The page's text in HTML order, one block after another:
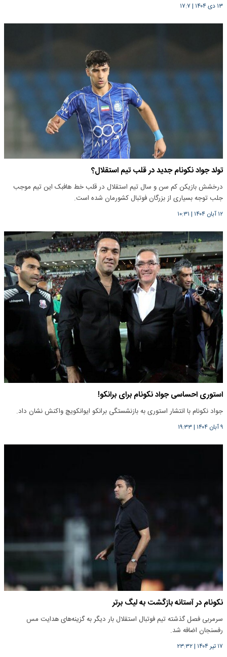
۱۳ دی ۱۴۰۴ | ۱۷:۷
تولد جواد نکونام جدید در قلب تیم استقلال؟
درخشش بازیکن کم سن و سال تیم استقلال در قلب خط هافبک این تیم موجب
جلب توجه بسیاری از بزرگان فوتبال کشورمان شده است.
۱۲ آبان ۱۴۰۴ | ۱۰:۳۱
استوری احساسی جواد نکونام برای برانکو!
جواد نکونام با انتشار استوری به بازنشستگی برانکو ایوانکویچ واکنش نشان داد.
۹ آبان ۱۴۰۴ |۱۹:۳۳
نکونام در آستانه بازگشت به لیگ برتر
سرمربی فصل گذشته تیم فوتبال استقلال بار دیگر به گزینه‌های هدایت مس
رفسنجان اضافه شد.
۱۷ تیر ۱۴۰۴ |۲۳:۳۲